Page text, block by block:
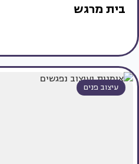
בית מרגש
עיצוב פנים